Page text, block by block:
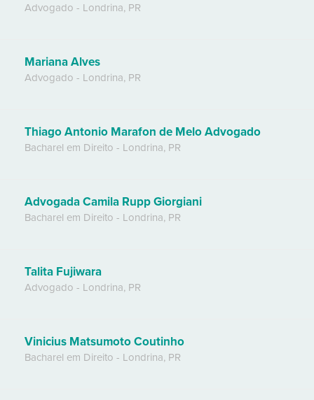
Advogado - Londrina, PR
Mariana Alves
Advogado - Londrina, PR
Thiago Antonio Marafon de Melo Advogado
Bacharel em Direito - Londrina, PR
Advogada Camila Rupp Giorgiani
Bacharel em Direito - Londrina, PR
Talita Fujiwara
Advogado - Londrina, PR
Vinicius Matsumoto Coutinho
Bacharel em Direito - Londrina, PR